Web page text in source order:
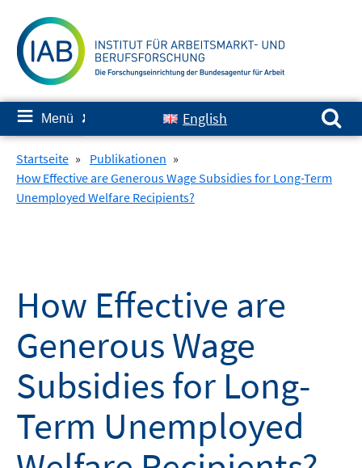
zum
Inhalt
≡ Menü ✘ English
Suchen nach:
Startseite » Publikationen »
How Effective are Generous Wage Subsidies for Long-Term
Unemployed Welfare Recipients?
How Effective are
Generous Wage
Subsidies for Long-
Term Unemployed